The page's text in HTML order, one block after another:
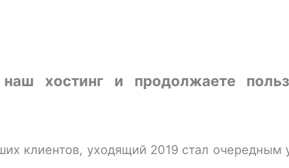
хостинг и продолжаете
клиентов, уходящий 2019 стал